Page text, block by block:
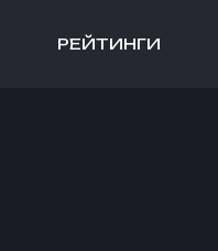
РЕЙТИНГИ